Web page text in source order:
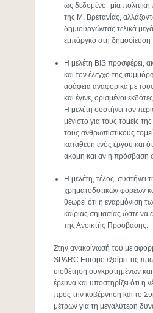
ως δεδομένο- μία
της Μ. Βρετανίας,
δημιουργώντας τελικά
εμπάργκο στη δημοσίευση
Η μελέτη BIS προσφέρει,
και τον έλεγχο της
ασάφεια αναφορικά με
και έγινε, ορισμένοι
Η μελέτη συστήνει τον
μέγιστο για τους τομείς
τους ανθρωπιστικούς
κατάθεση ενός έργου και
ακόμη και αν η πρόσβαση
Η μελέτη, τέλος, συστήνει
χρηματοδοτικών φορέων
θεωρεί ότι η εναρμόνιση
καίριας σημασίας ώστε να
της Ανοικτής Πρόσβασης.
Στην ανακοίνωσή του με
SPARC Europe εξαίρει τις
υιοθέτηση συγκροτημένων
έρευνα και υποστηρίζει ότι η
προς την κυβέρνηση και το
μέτρων για τη μεγαλύτερη